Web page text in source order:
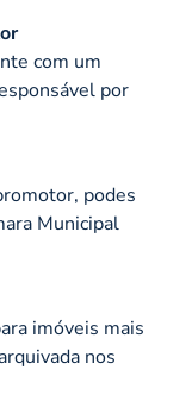
com um
por
podes
Municipal
imóveis mais
nos